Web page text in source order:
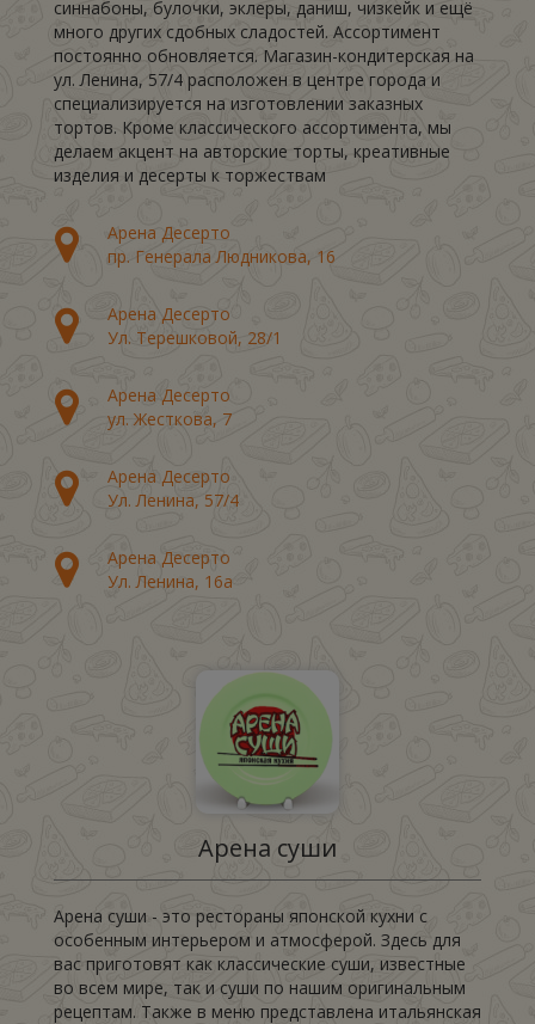
синнабоны, булочки, эклеры, даниш, чизкейк и ещё
много других сдобных сладостей. Ассортимент
постоянно обновляется. Магазин-кондитерская на
ул. Ленина, 57/4 расположен в центре города и
специализируется на изготовлении заказных
тортов. Кроме классического ассортимента, мы
делаем акцент на авторские торты, креативные
изделия и десерты к торжествам
Арена Десерто
пр. Генерала Людникова, 16
Арена Десерто
Ул. Терешковой, 28/1
Арена Десерто
ул. Жесткова, 7
Арена Десерто
Ул. Ленина, 57/4
Арена Десерто
Ул. Ленина, 16а
Арена суши
Арена суши - это рестораны японской кухни с
особенным интерьером и атмосферой. Здесь для
вас приготовят как классические суши, известные
во всем мире, так и суши по нашим оригинальным
рецептам. Также в меню представлена итальянская